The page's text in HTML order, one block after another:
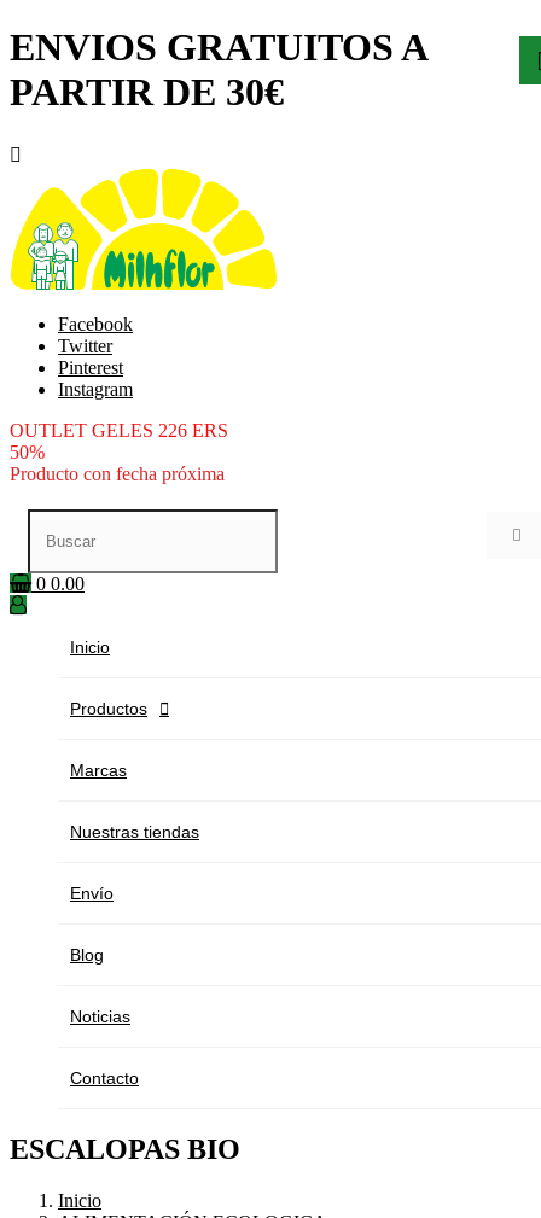
ENVIOS GRATUITOS A
PARTIR DE 30€

Facebook
Twitter
Pinterest
Instagram
OUTLET GELES 226 ERS
50%
Producto con fecha próxima

0 0.00
Inicio
Productos 
Marcas
Nuestras tiendas
Envío
Blog
Noticias
Contacto
ESCALOPAS BIO
Inicio